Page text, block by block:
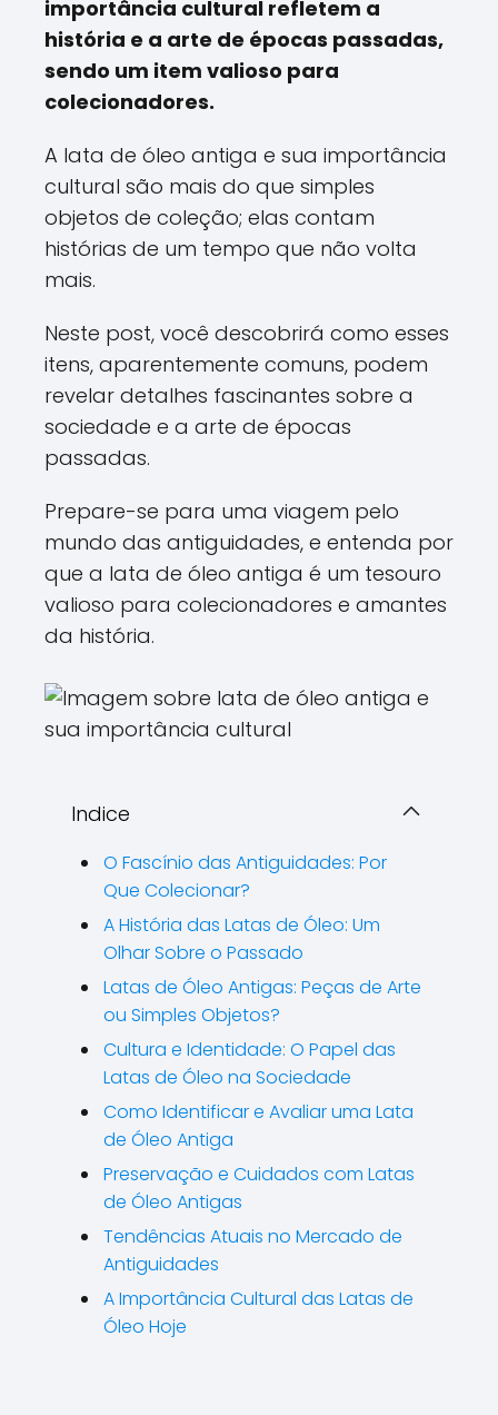
importância cultural refletem a
história e a arte de épocas passadas,
sendo um item valioso para
colecionadores.
A lata de óleo antiga e sua importância
cultural são mais do que simples
objetos de coleção; elas contam
histórias de um tempo que não volta
mais.
Neste post, você descobrirá como esses
itens, aparentemente comuns, podem
revelar detalhes fascinantes sobre a
sociedade e a arte de épocas
passadas.
Prepare-se para uma viagem pelo
mundo das antiguidades, e entenda por
que a lata de óleo antiga é um tesouro
valioso para colecionadores e amantes
da história.
Indice
O Fascínio das Antiguidades: Por
Que Colecionar?
A História das Latas de Óleo: Um
Olhar Sobre o Passado
Latas de Óleo Antigas: Peças de Arte
ou Simples Objetos?
Cultura e Identidade: O Papel das
Latas de Óleo na Sociedade
Como Identificar e Avaliar uma Lata
de Óleo Antiga
Preservação e Cuidados com Latas
de Óleo Antigas
Tendências Atuais no Mercado de
Antiguidades
A Importância Cultural das Latas de
Óleo Hoje